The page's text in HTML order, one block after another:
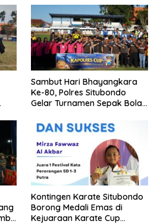
Sambut Hari Bhayangkara
Ke-80, Polres Situbondo
Gelar Turnamen Sepak Bola
Kontingen Karate Situbondo
Borong Medali Emas di
Kejuaraan Karate Cup